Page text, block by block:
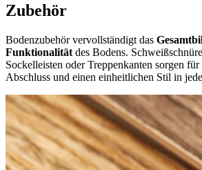
Zubehör
Bodenzubehör vervollständigt das
Funktionalität des Bodens.
Sockelleisten oder Treppenkanten sorgen für
Abschluss und einen einheitlichen Stil in